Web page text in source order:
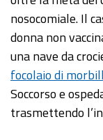
nosocomiale. Il
donna non
una nave da
focolaio di
Soccorso e
trasmettendo